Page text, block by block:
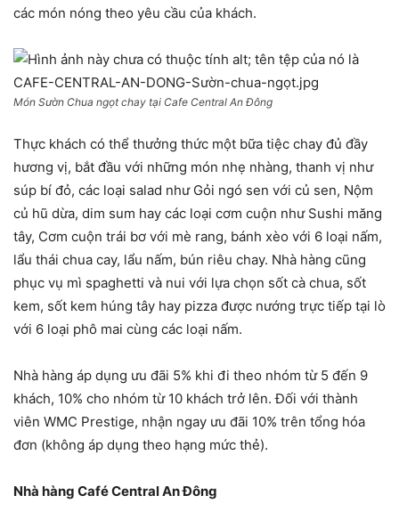
các món nóng theo yêu cầu của khách.
Món Sườn Chua ngọt chay tại Cafe Central An Đông
Thực khách có thể thưởng thức một bữa tiệc chay đủ đầy
hương vị, bắt đầu với những món nhẹ nhàng, thanh vị như
súp bí đỏ, các loại salad như Gỏi ngó sen với củ sen, Nộm
củ hũ dừa, dim sum hay các loại cơm cuộn như Sushi măng
tây, Cơm cuộn trái bơ với mè rang, bánh xèo với 6 loại nấm,
lẩu thái chua cay, lẩu nấm, bún riêu chay. Nhà hàng cũng
phục vụ mì spaghetti và nui với lựa chọn sốt cà chua, sốt
kem, sốt kem húng tây hay pizza được nướng trực tiếp tại lò
với 6 loại phô mai cùng các loại nấm.
Nhà hàng áp dụng ưu đãi 5% khi đi theo nhóm từ 5 đến 9
khách, 10% cho nhóm từ 10 khách trở lên. Đối với thành
viên WMC Prestige, nhận ngay ưu đãi 10% trên tổng hóa
đơn (không áp dụng theo hạng mức thẻ).
Nhà hàng Café Central An Đông